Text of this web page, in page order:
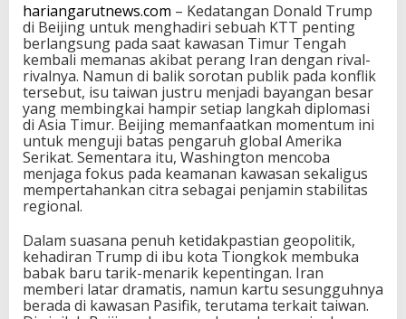
hariangarutnews.com – Kedatangan Donald Trump
di Beijing untuk menghadiri sebuah KTT penting
berlangsung pada saat kawasan Timur Tengah
kembali memanas akibat perang Iran dengan rival-
rivalnya. Namun di balik sorotan publik pada konflik
tersebut, isu taiwan justru menjadi bayangan besar
yang membingkai hampir setiap langkah diplomasi
di Asia Timur. Beijing memanfaatkan momentum ini
untuk menguji batas pengaruh global Amerika
Serikat. Sementara itu, Washington mencoba
menjaga fokus pada keamanan kawasan sekaligus
mempertahankan citra sebagai penjamin stabilitas
regional.
Dalam suasana penuh ketidakpastian geopolitik,
kehadiran Trump di ibu kota Tiongkok membuka
babak baru tarik-menarik kepentingan. Iran
memberi latar dramatis, namun kartu sesungguhnya
berada di kawasan Pasifik, terutama terkait taiwan.